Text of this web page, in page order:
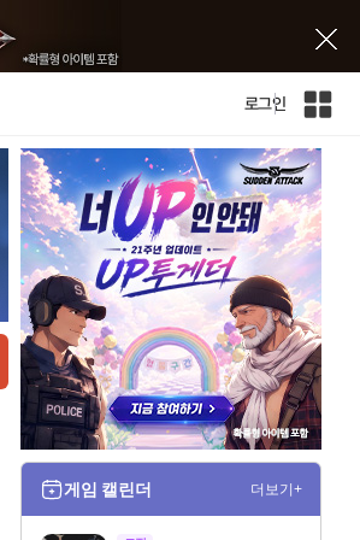
로그인
인
전
사
이
트
게임 캘린더 더보기+